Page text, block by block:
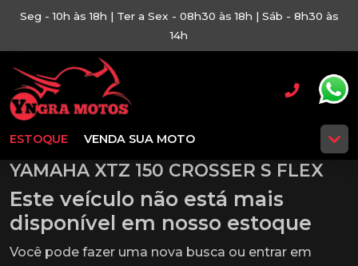
Seg - 10h às 18h | Ter a Sex - 08h30 às 18h | Sáb - 8h30 às
14h
ESTOQUE VENDA SUA MOTO
YAMAHA XTZ 150 CROSSER S FLEX
Este veículo não está mais
disponível em nosso estoque
Você pode fazer uma nova busca ou entrar em